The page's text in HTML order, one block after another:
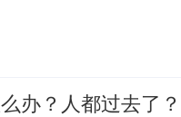
办？人都过去了？